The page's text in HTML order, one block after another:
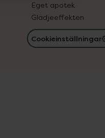
Eget apotek
Glädjeeffekten
Cookieinställningar